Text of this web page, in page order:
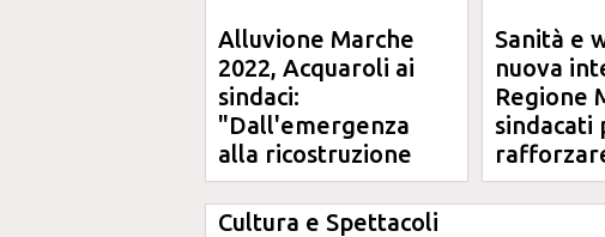
Alluvione Marche
2022, Acquaroli ai
sindaci:
"Dall'emergenza
alla ricostruzione
definitiva"
Sanità e
nuova
Regione
sindacati
Cultura e Spettacoli